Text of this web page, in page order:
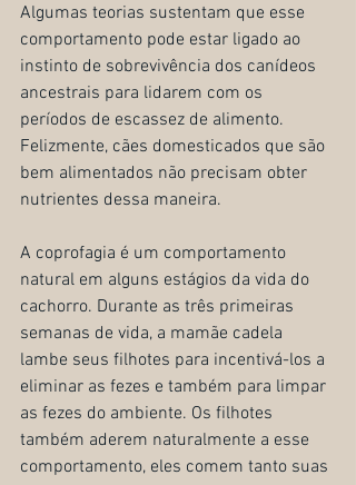
Algumas teorias sustentam que esse
comportamento pode estar ligado ao
instinto de sobrevivência dos canídeos
ancestrais para lidarem com os
períodos de escassez de alimento.
Felizmente, cães domesticados que são
bem alimentados não precisam obter
nutrientes dessa maneira.
A coprofagia é um comportamento
natural em alguns estágios da vida do
cachorro. Durante as três primeiras
semanas de vida, a mamãe cadela
lambe seus filhotes para incentivá-los a
eliminar as fezes e também para limpar
as fezes do ambiente. Os filhotes
também aderem naturalmente a esse
comportamento, eles comem tanto suas